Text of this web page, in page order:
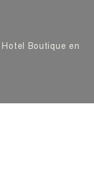
Boutique en